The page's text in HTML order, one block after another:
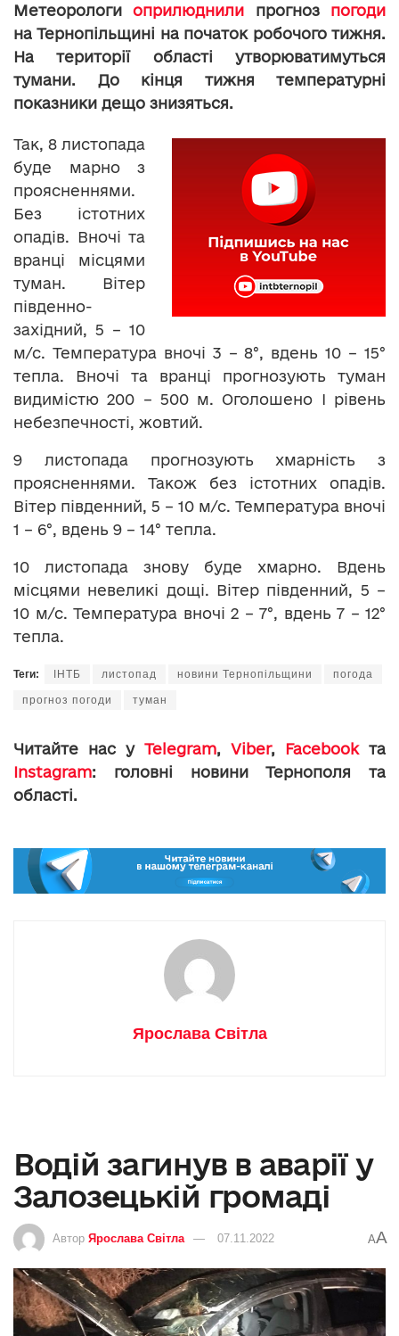
Метеорологиоприлюднили прогноз погоди
на Тернопільщині на початок робочого тижня.
На території області утворюватимуться
тумани. До кінця тижня температурні
показники дещо знизяться.
Так, 8 листопада
буде марно з
проясненнями.
Без істотних
опадів. Вночі та
вранці місцями
туман. Вітер
південно-
західний, 5 – 10
м/с. Температура вночі 3 – 8°, вдень 10 – 15°
тепла. Вночі та вранці прогнозують туман
видимістю 200 – 500 м. Оголошено І рівень
небезпечності, жовтий.
9 листопада прогнозують хмарність з
проясненнями. Також без істотних опадів.
Вітер південний, 5 – 10 м/с. Температура вночі
1 – 6°, вдень 9 – 14° тепла.
10 листопада знову буде хмарно. Вдень
місцями невеликі дощі. Вітер південний, 5 –
10 м/с. Температура вночі 2 – 7°, вдень 7 – 12°
тепла.
Теги: ІНТБ листопад новини Тернопільщини погода
прогноз погоди туман
Читайте нас у Telegram, Viber, Facebookта
Instagram: головні новини Тернополя та
області.
Ярослава Світла
Водій загинув в аварії у
Залозецькій громаді
Автор Ярослава Світла 07.11.2022 AA